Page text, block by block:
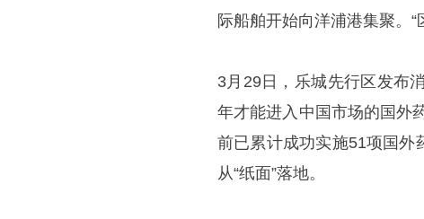
际船舶开始向洋浦港集聚。“
3月29日，乐城先行区发布
年才能进入中国市场的国外
前已累计成功实施51项国外
从“纸面”落地。